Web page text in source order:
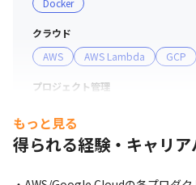
Docker
クラウド
AWS
AWS Lambda GCP
プロジェクト管理
支給PC
もっと見る
得られる経験・キャリア